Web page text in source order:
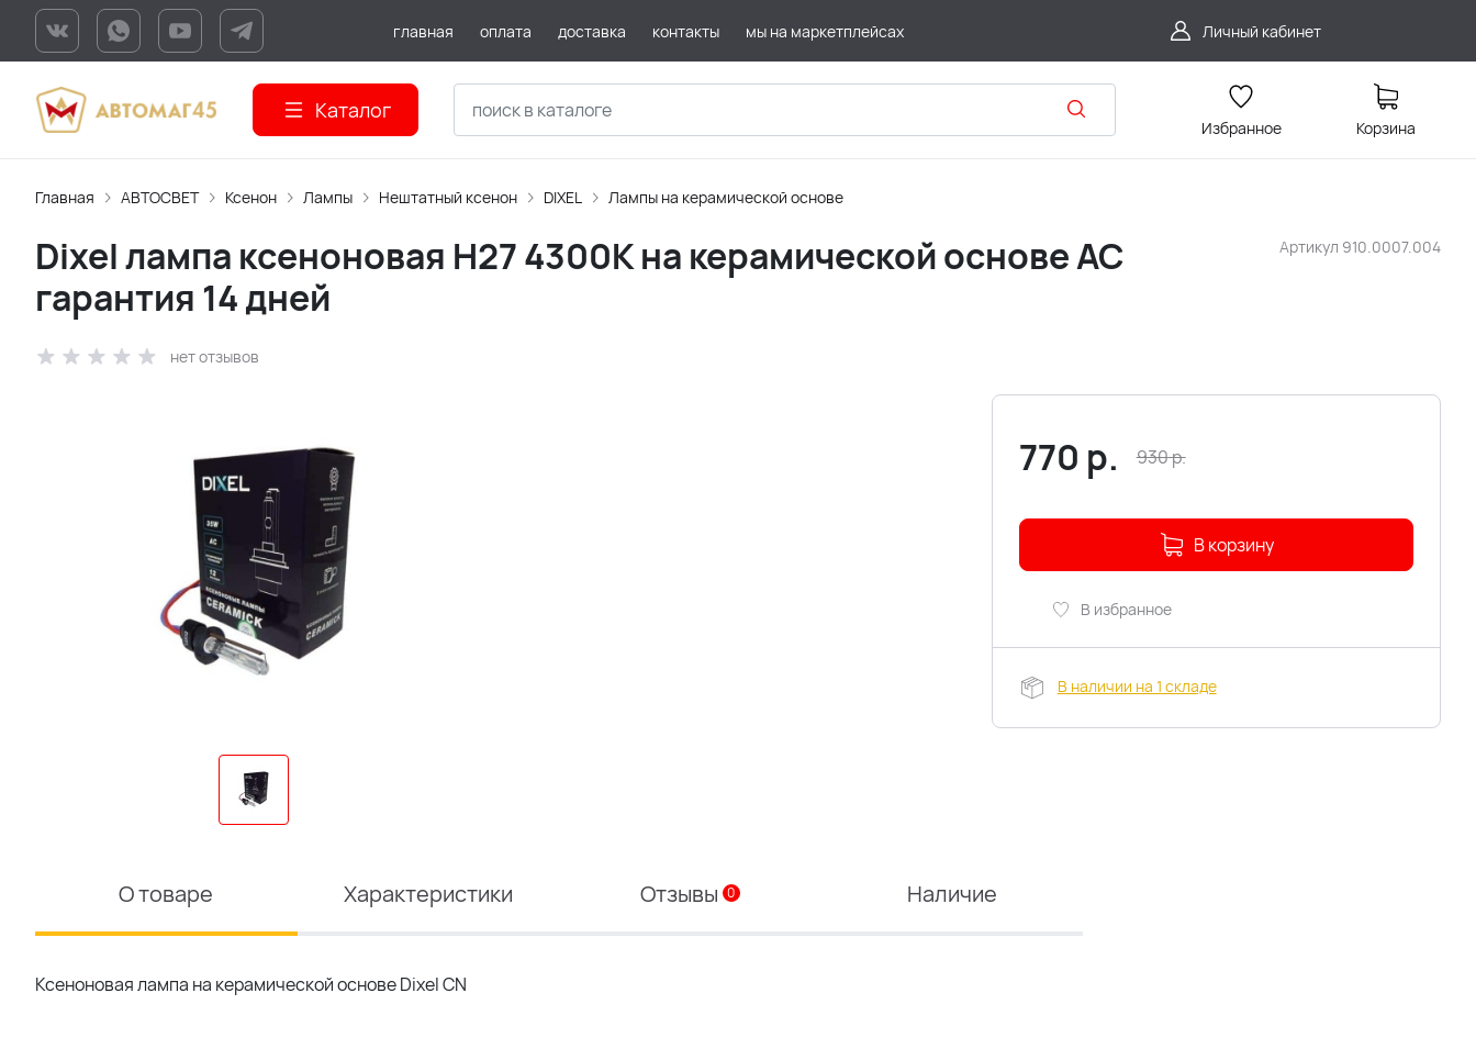
главная оплата доставка контакты мы на маркетплейсах Личный кабинет
Каталог
Избранное Корзина
Главная АВТОСВЕТ Ксенон Лампы Нештатный ксенон DIXEL Лампы на керамической основе
Артикул 910.0007.004
Dixel лампа ксеноновая H27 4300К на керамической основе АС
гарантия 14 дней
нет отзывов
770 р. 930р.
В корзину
В избранное
В наличии на 1 складе
О товаре Характеристики Отзывы 0 Наличие
Ксеноновая лампа на керамической основе Dixel CN